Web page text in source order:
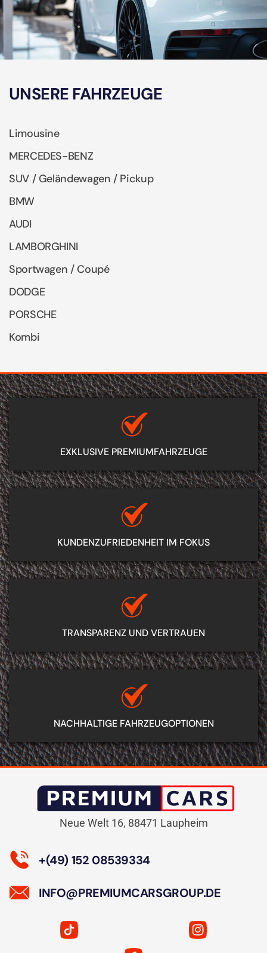
UNSERE FAHRZEUGE
Limousine
MERCEDES-BENZ
SUV / Geländewagen / Pickup
BMW
AUDI
LAMBORGHINI
Sportwagen / Coupé
DODGE
PORSCHE
Kombi
EXKLUSIVE PREMIUMFAHRZEUGE
KUNDEN­ZUFRIEDENHEIT IM FOKUS
TRANSPARENZ UND VERTRAUEN
NACHHALTIGE FAHRZEUGOPTIONEN
Neue Welt 16, 88471 Laupheim
+(49) 152 08539334
INFO@PREMIUMCARS­GROUP.DE